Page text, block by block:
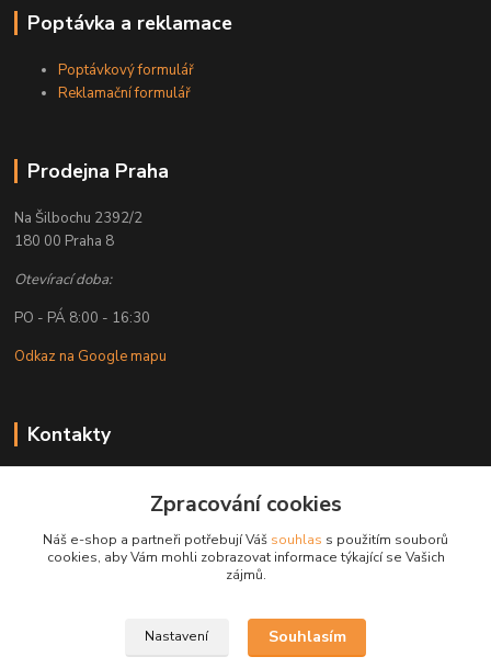
Poptávka a reklamace
Poptávkový formulář
Reklamační formulář
Prodejna Praha
Na Šilbochu 2392/2
180 00 Praha 8
Otevírací doba:
PO - PÁ 8:00 - 16:30
Odkaz na Google mapu
Kontakty
+ 420 608 777 028
obchod@golemreklama.cz
Zpracování cookies
Náš e-shop a partneři potřebují Váš souhlas s použitím souborů
cookies, aby Vám mohli zobrazovat informace týkající se Vašich
zájmů.
Nastavení Souhlasím